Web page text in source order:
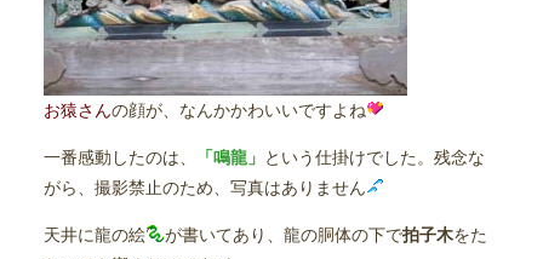
お猿さんの顔が、なんかかわいいですよね
一番感動したのは、 「鳴龍」 という仕掛けでした。残念な
がら、撮影禁止のため、写真はありません
天井に龍の絵 が書いてあり、龍の胴体の下で拍子木をた